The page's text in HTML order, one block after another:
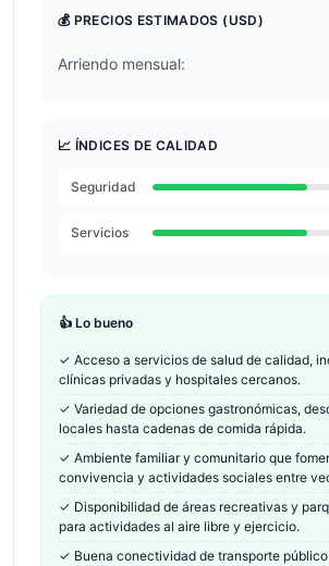
💰 PRECIOS ESTIMADOS (USD)
Arriendo mensual:
📈 ÍNDICES DE CALIDAD
Seguridad
Servicios
👍 Lo bueno
✓ Acceso a servicios de salud de calidad,
clínicas privadas y hospitales cercanos.
✓ Variedad de opciones gastronómicas,
locales hasta cadenas de comida rápida.
✓ Ambiente familiar y comunitario que
convivencia y actividades sociales entre
✓ Disponibilidad de áreas recreativas y
para actividades al aire libre y ejercicio.
✓ Buena conectividad de transporte